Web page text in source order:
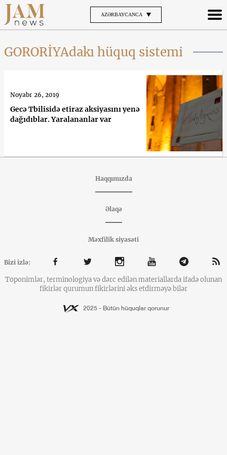
AZƏRBAYCANCA
GORORİYAdakı hüquq sistemi
Gecə Tbilisidə etiraz aksiyasını yenə
dağıdıblar. Yaralananlar var
Noyabr 26, 2019
Haqqımızda
Əlaqə
Məxfilik siyasəti
Bizi izlə:
Toponimlər, terminologiya və dərc edilən materiallarda ifadə olunan
fikirlər qurumun fikirlərini əks etdirməyə bilər
2025 - Bütün hüquqlar qorunur